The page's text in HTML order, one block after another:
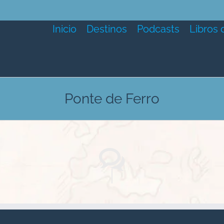
Inicio Destinos Podcasts Libros
Ponte de Ferro